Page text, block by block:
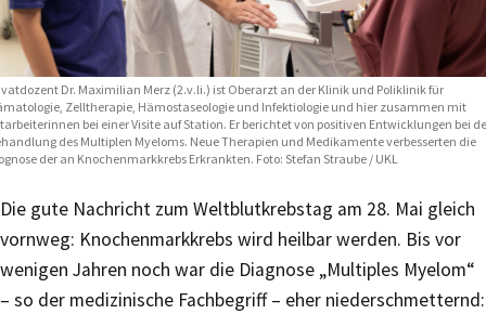
Dr. Maximilian Merz (2.v.li.) ist Oberarzt an der Klinik und Poliklinik für
Zelltherapie, Hämostaseologie und Infektiologie und hier zusammen mit
bei einer Visite auf Station. Er berichtet von positiven Entwicklungen bei
des Multiplen Myeloms. Neue Therapien und Medikamente verbesserten die
der an Knochenmarkkrebs Erkrankten. Foto: Stefan Straube / UKL
Die gute Nachricht zum Weltblutkrebstag am 28. Mai gleich
vornweg: Knochenmarkkrebs wird heilbar werden. Bis vor
wenigen Jahren noch war die Diagnose „Multiples Myelom“
– so der medizinische Fachbegriff – eher niederschmetternd: